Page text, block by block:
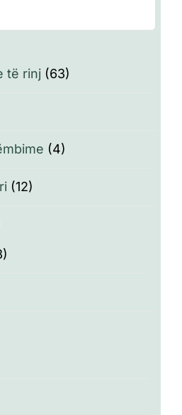
të rinj (63)
(4)
(12)